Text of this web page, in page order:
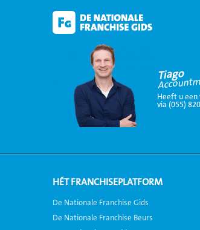
Tiago
Heeft u een
via (055)
HÉT FRANCHISEPLATFORM
De Nationale Franchise Gids
De Nationale Franchise Beurs